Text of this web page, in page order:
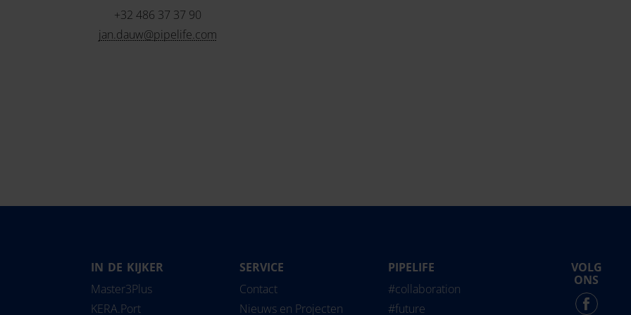
+32 486 37 37 90
jan.dauw@pipelife.com
SoluForce - English
IN DE KIJKER
Master3Plus
KERA.Port
SERVICE
Contact
Nieuws en Projecten
PIPELIFE
#collaboration
#future
VOLG
ONS